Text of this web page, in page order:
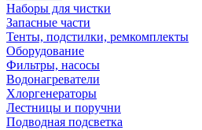
Наборы для чистки
Запасные части
Тенты, подстилки, ремкомплекты
Оборудование
Фильтры, насосы
Водонагреватели
Хлоргенераторы
Лестницы и поручни
Подводная подсветка